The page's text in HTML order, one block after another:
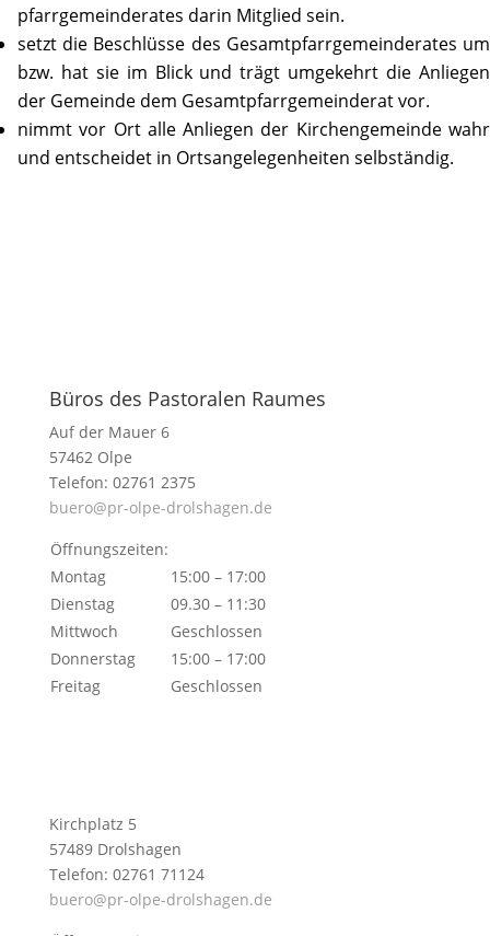
pfarr­ge­mein­de­rates darin Mitglied sein.
setzt die Beschlüsse des Gesamt­pfarr­ge­mein­de­rates um
bzw. hat sie im Blick und trägt umge­kehrt die Anliegen
der Gemeinde dem Gesamt­pfarr­ge­mein­derat vor.
nimmt vor Ort alle Anliegen der Kirchen­ge­meinde wahr
und entscheidet in Orts­an­ge­le­gen­heiten selbständig.
Büros des Pastoralen Raumes
Auf der Mauer 6
57462 Olpe
Telefon: 02761 2375
buero@pr-olpe-drolshagen.de
Öffnungszeiten:
Montag
15:00 – 17:00
Dienstag
09.30 – 11:30
Mittwoch
Geschlossen
Donnerstag
15:00 – 17:00
Freitag
Geschlossen
Kirchplatz 5
57489 Drolshagen
Telefon: 02761 71124
buero@pr-olpe-drolshagen.de